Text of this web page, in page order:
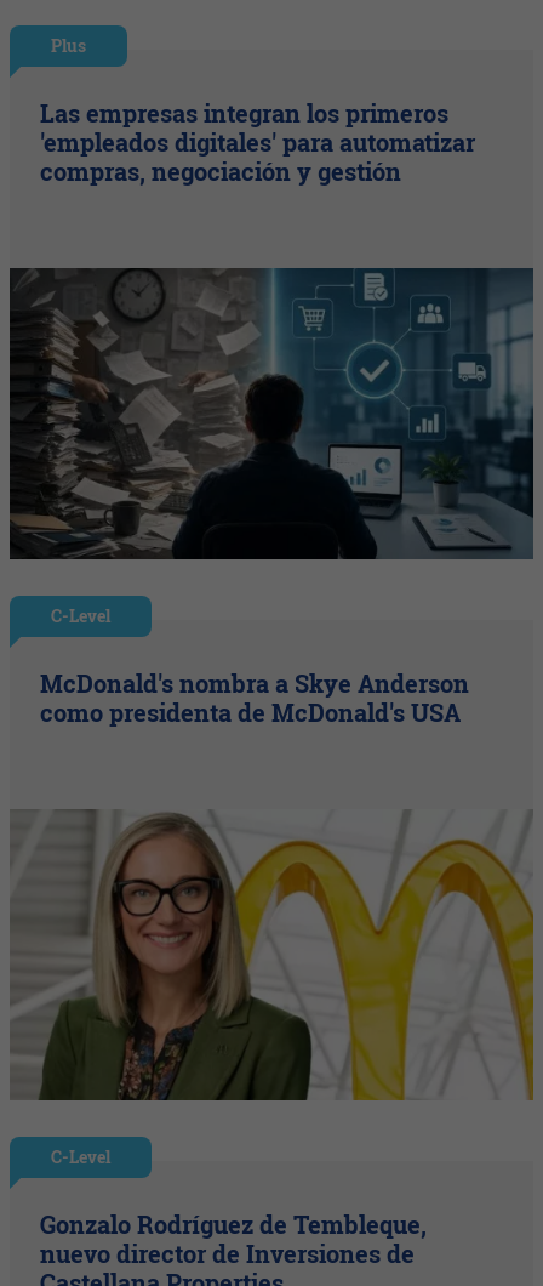
Plus
Las empresas integran los primeros
'empleados digitales' para automatizar
compras, negociación y gestión
C-Level
McDonald's nombra a Skye Anderson
como presidenta de McDonald's USA
C-Level
Gonzalo Rodríguez de Tembleque,
nuevo director de Inversiones de